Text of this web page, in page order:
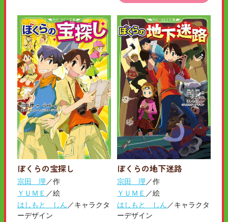
ぼくらの宝探し
宗田 理 ／作
ＹＵＭＥ ／絵
はしもと しん ／キャラクタ
ーデザイン
ぼくらの地下迷路
宗田 理 ／作
ＹＵＭＥ ／絵
はしもと しん ／キャラクタ
ーデザイン